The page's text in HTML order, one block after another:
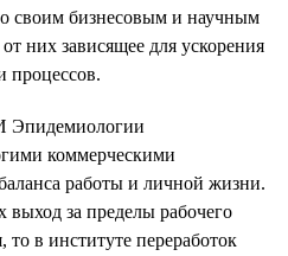
своим бизнесовым и научным
них зависящее для ускорения
процессов.
коммерческими
работы и личной жизни.
за пределы рабочего
в институте переработок